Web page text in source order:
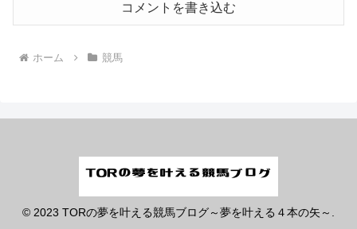
コメントを書き込む
ホーム 競馬
© 2023 TORの夢を叶える競馬ブログ～夢を叶える４本の矢～.